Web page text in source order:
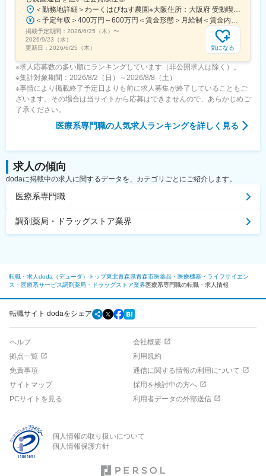
＜勤務地詳細＞わーくはぴねす農園※大阪住所：大阪府 受動喫煙対策：敷地内全面禁煙変更の範囲：会社の定める事業所
＜予定年収＞400万円～600万円＜賃金形態＞月給制＜賃金内訳＞月額（基本給）：280,000円～420,000円＜月給＞280,000円～420,000円＜昇給有無＞有＜残業手当＞有＜給与補足＞※予定年収はあくまでも目安の金額であり、選考を通じて上下する可能性があります。■昇給：年2回（8月・2月）■賞与：年2回（7月・12月）賃金はあくまでも目安の金額であり、選考を通じて上下する可能性があります。月給(月額)は固定手当を含めた表記です。
掲載予定期間： 2026/6/25（木） 〜
2026/9/23（水）
更新日： 2026/6/25（木） 気になる
※求人応募数の多い順にランキングしています（非公開求人は除く）。
※集計対象期間：2026/8/2（日）～2026/8/8（土）
※事情により掲載終了予定日よりも前に求人募集が終了していることもご
ざいます。その場合は当サイトから応募はできませんので、あらかじめご
了承ください。
医療系専門職の人気求人ランキングを詳しく見る
求人の傾向
dodaに掲載中の求人に関するデータを、カテゴリごとにご紹介します。
医療系専門職
調剤薬局・ドラッグストア業界
転職・求人doda（デューダ）トップ東北青森県青森市医薬品・医療機器・ライフサイエン
ス・医療系サービス調剤薬局・ドラッグストア業界医療系専門職の転職・求人情報
転職サイト dodaをシェア
ヘルプ
会社概要
拠点一覧
利用規約
免責事項
通信に関する情報の利用について
サイトマップ
採用を検討中の方へ
PCサイトを見る
利用者データの外部送信
個人情報の取り扱いについて
個人情報保護方針